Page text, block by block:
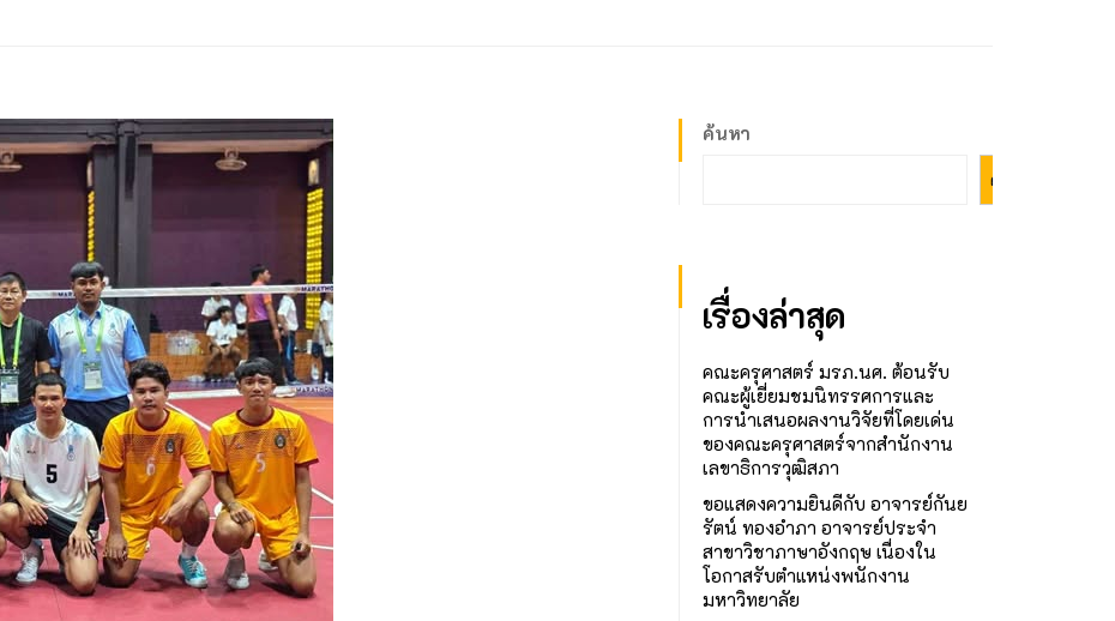
ค้นหา
ค้นหา
เรื่องล่าสุด
คณะครุศาสตร์ มรภ.นศ. ต้อนรับ
คณะผู้เยี่ยมชมนิทรรศการและ
การนำเสนอผลงานวิจัยที่โดยเด่น
ของคณะครุศาสตร์จากสำนักงาน
เลขาธิการวุฒิสภา
ขอแสดงความยินดีกับ อาจารย์กันย
รัตน์ ทองอำภา อาจารย์ประจำ
สาขาวิชาภาษาอังกฤษ เนื่องใน
โอกาสรับตำแหน่งพนักงาน
มหาวิทยาลัย